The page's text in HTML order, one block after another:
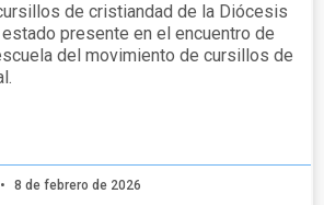
de cristiandad de la Diócesis
presente en el encuentro de
del movimiento de cursillos de
8 de febrero de 2026